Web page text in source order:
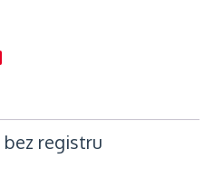
registru